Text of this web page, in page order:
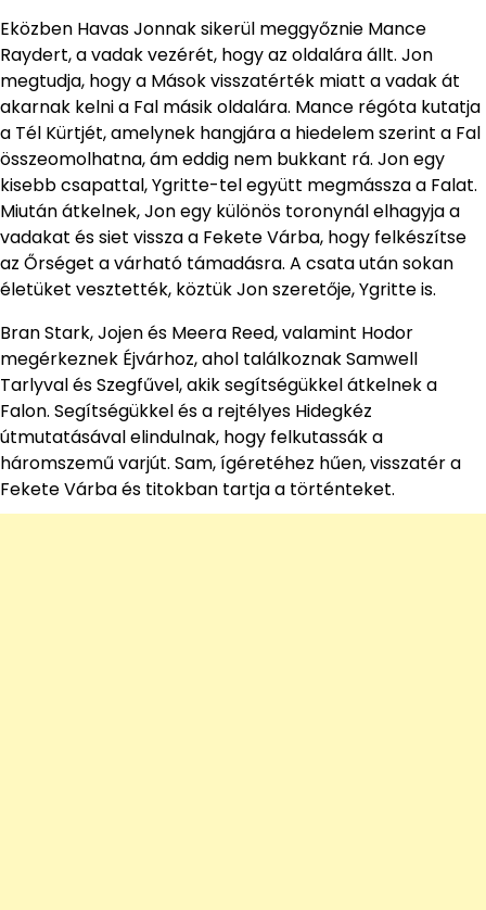
Eközben Havas Jonnak sikerül meggyőznie Mance
Raydert, a vadak vezérét, hogy az oldalára állt. Jon
megtudja, hogy a Mások visszatérték miatt a vadak át
akarnak kelni a Fal másik oldalára. Mance régóta kutatja
a Tél Kürtjét, amelynek hangjára a hiedelem szerint a Fal
összeomolhatna, ám eddig nem bukkant rá. Jon egy
kisebb csapattal, Ygritte-tel együtt megmássza a Falat.
Miután átkelnek, Jon egy különös toronynál elhagyja a
vadakat és siet vissza a Fekete Várba, hogy felkészítse
az Őrséget a várható támadásra. A csata után sokan
életüket vesztették, köztük Jon szeretője, Ygritte is.
Bran Stark, Jojen és Meera Reed, valamint Hodor
megérkeznek Éjvárhoz, ahol találkoznak Samwell
Tarlyval és Szegfűvel, akik segítségükkel átkelnek a
Falon. Segítségükkel és a rejtélyes Hidegkéz
útmutatásával elindulnak, hogy felkutassák a
háromszemű varjút. Sam, ígéretéhez hűen, visszatér a
Fekete Várba és titokban tartja a történteket.